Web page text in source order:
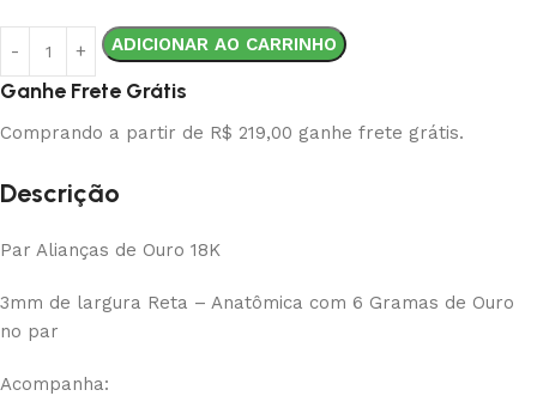
ADICIONAR AO CARRINHO
Ganhe Frete Grátis
Comprando a partir de R$ 219,00 ganhe frete grátis.
Descrição
Par Alianças de Ouro 18K
3mm de largura Reta – Anatômica com 6 Gramas de Ouro
no par
Acompanha: